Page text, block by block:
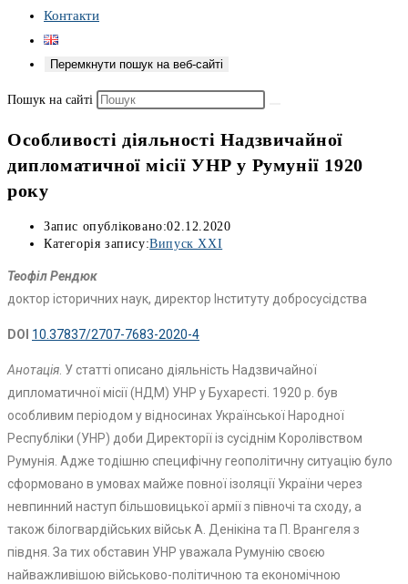
Контакти
Перемкнути пошук на веб-сайті
Пошук на сайті
Особливості діяльності Надзвичайної
дипломатичної місії УНР у Румунії 1920
року
Запис опубліковано:02.12.2020
Категорія запису:Випуск XXI
Теофіл Рендюк
доктор історичних наук, директор Інституту добросусідства
DOI 10.37837/2707-7683-2020-4
Анотація . У статті описано діяльність Надзвичайної
дипломатичної місії (НДМ) УНР у Бухаресті. 1920 р. був
особливим періодом у відносинах Української Народної
Республіки (УНР) доби Директорії із сусіднім Королівством
Румунія. Адже тодішню специфічну геополітичну ситуацію було
сформовано в умовах майже повної ізоляції України через
невпинний наступ більшовицької армії з півночі та сходу, а
також білогвардійських військ А. Денікіна та П. Врангеля з
півдня. За тих обставин УНР уважала Румунію своєю
найважливішою військово-політичною та економічною